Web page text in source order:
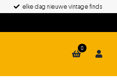
elke dag nieuwe vintage finds
0